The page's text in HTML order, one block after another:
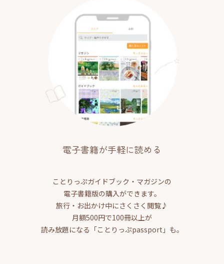
電子書籍が手軽に読める
ことりっぷガイドブック・マガジンの
電子書籍版の購入ができます。
旅行・お出かけ中にさくさく閲覧♪
月額500円で100冊以上が
読み放題になる「ことりっぷpassport」も。